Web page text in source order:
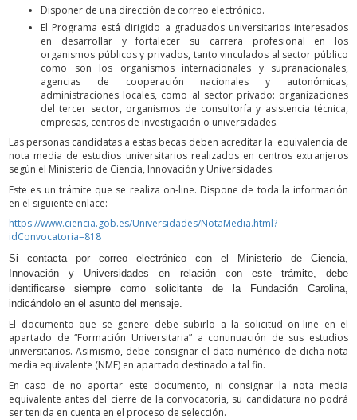
Disponer de una dirección de correo electrónico.
El Programa está dirigido a graduados universitarios interesados
en desarrollar y fortalecer su carrera profesional en los
organismos públicos y privados, tanto vinculados al sector público
como son los organismos internacionales y supranacionales,
agencias de cooperación nacionales y autonómicas,
administraciones locales, como al sector privado: organizaciones
del tercer sector, organismos de consultoría y asistencia técnica,
empresas, centros de investigación o universidades.
Las personas candidatas a estas becas deben acreditar la equivalencia de
nota media de estudios universitarios realizados en centros extranjeros
según el Ministerio de Ciencia, Innovación y Universidades.
Este es un trámite que se realiza on-line. Dispone de toda la información
en el siguiente enlace:
https://www.ciencia.gob.es/Universidades/NotaMedia.html?
idConvocatoria=818
Si contacta por correo electrónico con el Ministerio de Ciencia,
Innovación y Universidades en relación con este trámite, debe
identificarse siempre como solicitante de la Fundación Carolina,
indicándolo en el asunto del mensaje.
El documento que se genere debe subirlo a la solicitud on-line en el
apartado de “Formación Universitaria” a continuación de sus estudios
universitarios. Asimismo, debe consignar el dato numérico de dicha nota
media equivalente (NME) en apartado destinado a tal fin.
En caso de no aportar este documento, ni consignar la nota media
equivalente antes del cierre de la convocatoria, su candidatura no podrá
ser tenida en cuenta en el proceso de selección.